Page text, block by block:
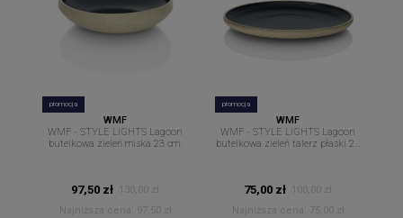
promocja
WMF
WMF - STYLE LIGHTS Lagoon
butelkowa zieleń miska 23 cm.
97,50 zł
130,00 zł
Najniższa cena:
97,50 zł
promocja
WMF
WMF - STYLE LIGHTS Lagoon
butelkowa zieleń talerz płaski 26
75,00 zł
100,00 zł
Najniższa cena:
75,00 zł